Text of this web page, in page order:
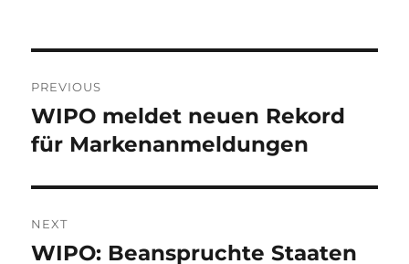
navigation
PREVIOUS
Previous
post:
WIPO meldet neuen Rekord
für Markenanmeldungen
NEXT
Next
WIPO: Beanspruchte Staaten